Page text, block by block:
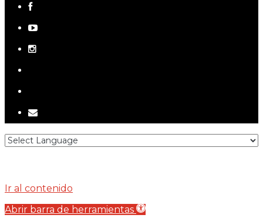
twitter
facebook
youtube
instagram
email
Ir al contenido
Abrir barra de herramientas